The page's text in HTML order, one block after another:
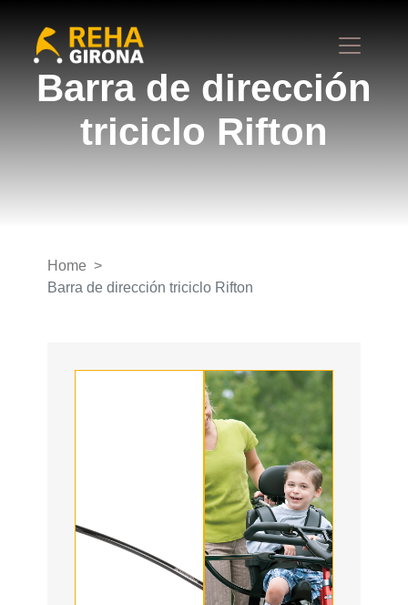
Barra de dirección
triciclo Rifton
Home
Barra de dirección triciclo Rifton